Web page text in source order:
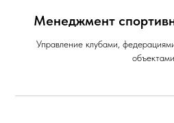
Менеджмент
Управление клубами,
объектами